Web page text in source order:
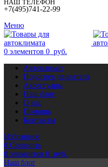
НАШ ТЕЛЕФОН
+7(495)741-22-99
Меню
0 элементов 0 руб.
Автоклимат
Подогрев двигателя
Аксессуары
Наш блог
О нас
Помощь
Контакты
Избранное
0 Сравнить
0 элементов 0 руб.
Наш блог